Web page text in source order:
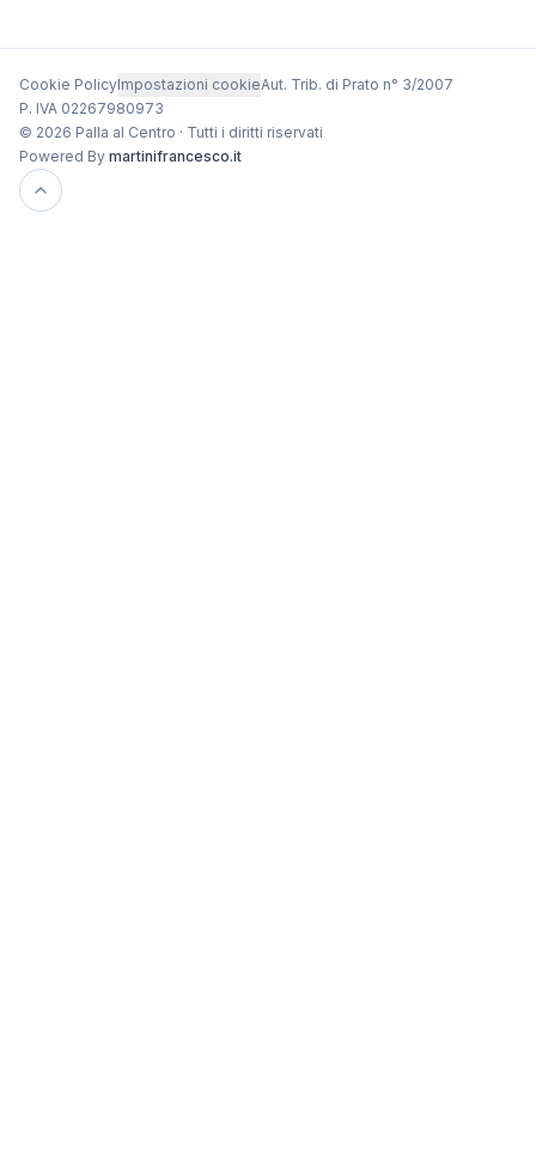
Cookie PolicyImpostazioni cookieAut. Trib. di Prato n° 3/2007
P. IVA 02267980973
© 2026 Palla al Centro · Tutti i diritti riservati
Powered By martinifrancesco.it